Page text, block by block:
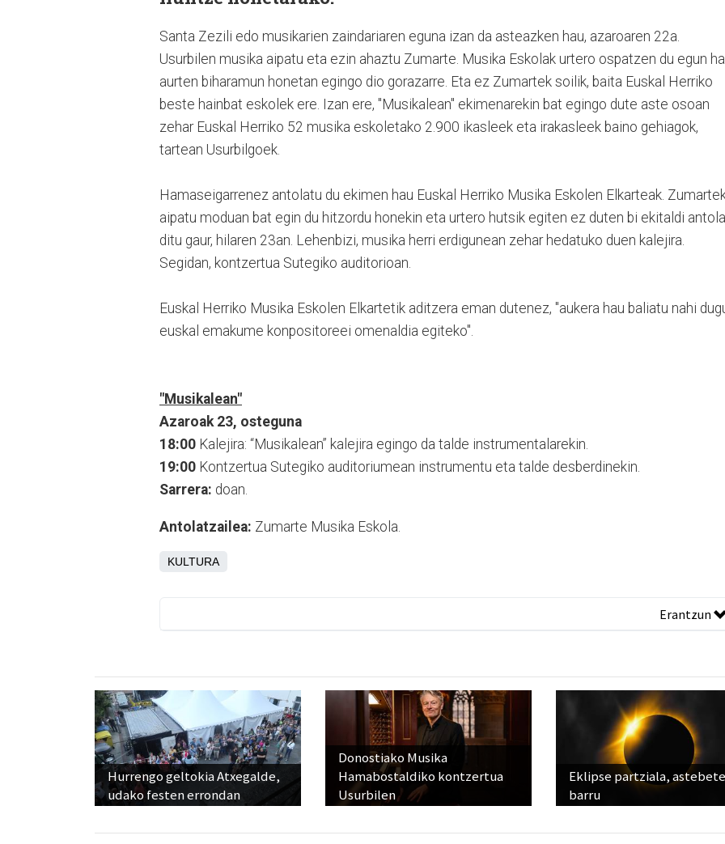
Santa Zezili edo musikarien zaindariaren eguna izan da asteazken hau, azaroaren 22a.
Usurbilen musika aipatu eta ezin ahaztu Zumarte. Musika Eskolak urtero ospatzen du egun
aurten biharamun honetan egingo dio gorazarre. Eta ez Zumartek soilik, baita Euskal Herriko
beste hainbat eskolek ere. Izan ere, "Musikalean" ekimenarekin bat egingo dute aste osoan
zehar Euskal Herriko 52 musika eskoletako 2.900 ikasleek eta irakasleek baino gehiagok,
tartean Usurbilgoek.
Hamaseigarrenez antolatu du ekimen hau Euskal Herriko Musika Eskolen Elkarteak.
aipatu moduan bat egin du hitzordu honekin eta urtero hutsik egiten ez duten bi ekitaldi
ditu gaur, hilaren 23an. Lehenbizi, musika herri erdigunean zehar hedatuko duen kalejira.
Segidan, kontzertua Sutegiko auditorioan.
Euskal Herriko Musika Eskolen Elkartetik aditzera eman dutenez, "aukera hau baliatu nahi
euskal emakume konpositoreei omenaldia egiteko".
"Musikalean"
Azaroak 23, osteguna
18:00 Kalejira: “Musikalean” kalejira egingo da talde instrumentalarekin.
19:00 Kontzertua Sutegiko auditoriumean instrumentu eta talde desberdinekin.
Sarrera: doan.
Antolatzailea: Zumarte Musika Eskola.
KULTURA
Erantzun
Hurrengo geltokia Atxegalde,
udako festen errondan
Donostiako Musika
Hamabostaldiko kontzertua
Usurbilen
Eklipse partziala, astebete
barru